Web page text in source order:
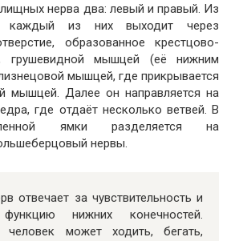
нерва два: левый и правый. Из
каждый из них выходит через
образованное крестцово-
грушевидной мышцей (её нижним
мышцей, где прикрывается
мышцей. Далее он направляется на
где отдаёт несколько ветвей. В
ямки разделяется на
нервы.
отвечает за чувствительность и
функцию нижних конечностей.
человек может ходить, бегать,